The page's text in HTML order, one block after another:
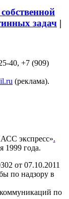
задач |
40, +7 (909)
(реклама).
экспресс».
1999 года.
от 07.10.2011
по надзору в
по